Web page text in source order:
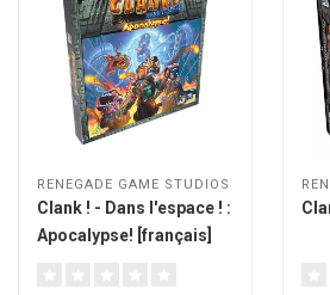
RENEGADE GAME STUDIOS
Clank ! - Dans l'espace ! :
Apocalypse! [français]